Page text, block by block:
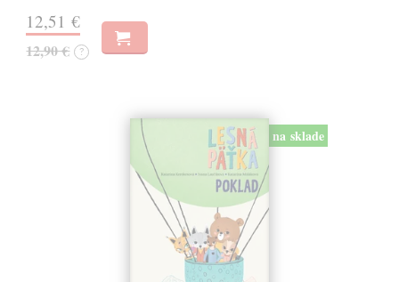
12,51 €
12,90 € ?
na sklade